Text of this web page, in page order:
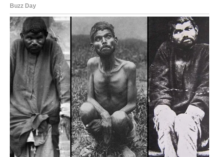
mogućnost nagrade ili unapređenja.
Ljubavni život postaje mnogo zanimljiviji. Osoba koja vam
se dopada konačno pokazuje da osećanja nisu
jednostrana.
Budite spremni da prihvatite nove izazove jer upravo oni
vode ka velikim uspesima.
Rak
Sudbina vam donosi priliku koju ne biste smeli da